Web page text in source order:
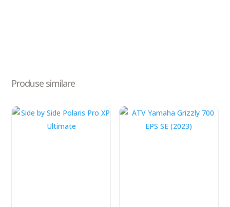
Produse similare